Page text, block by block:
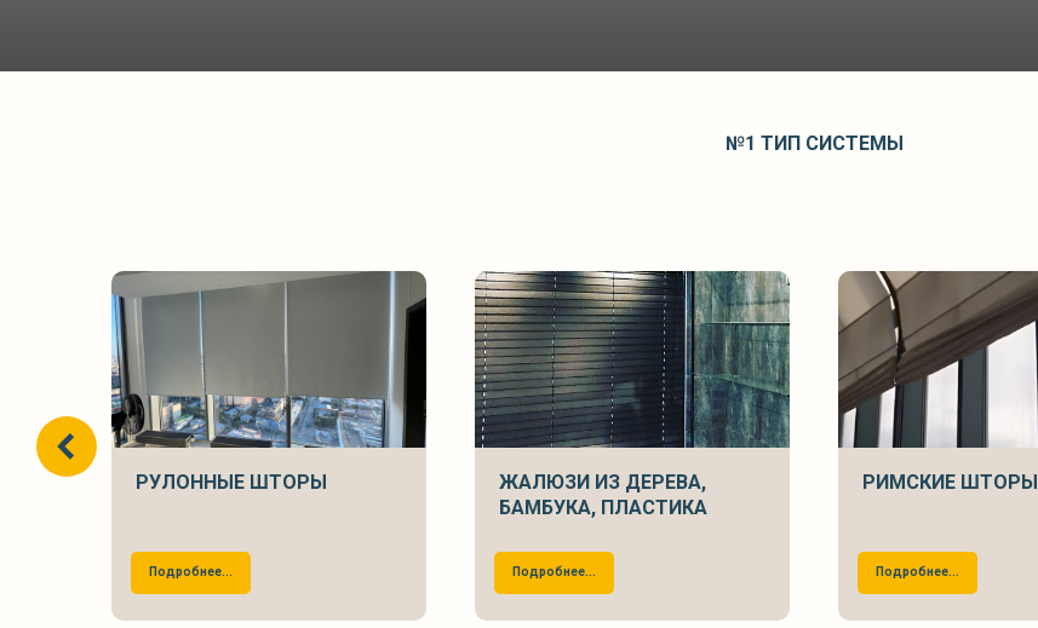
№1 ТИП СИСТЕМЫ
РУЛОННЫЕ ШТОРЫ
Подробнее...
ЖАЛЮЗИ ИЗ ДЕРЕВА,
БАМБУКА, ПЛАСТИКА
Подробнее...
РИМСКИЕ ШТОРЫ
Подробнее...